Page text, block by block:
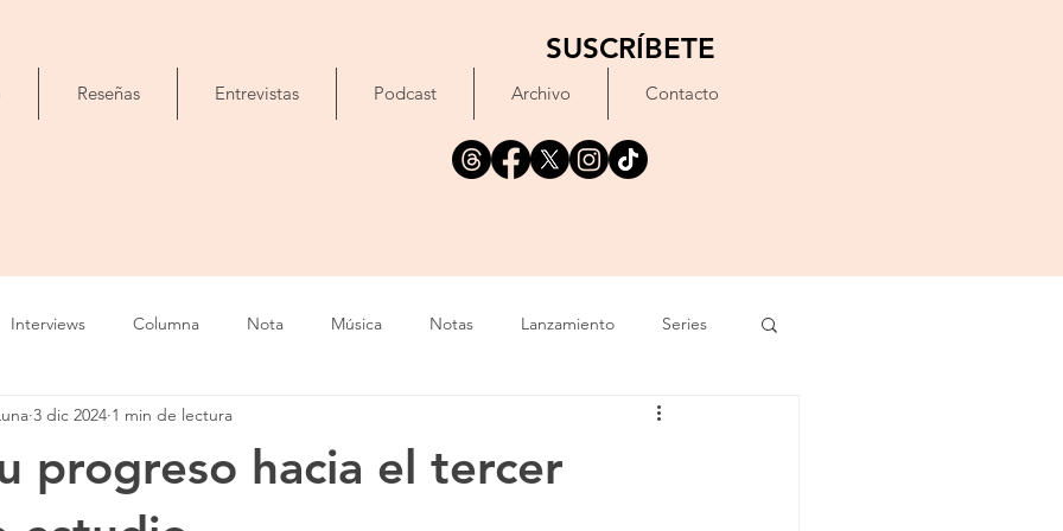
SUSCRÍBETE
Reseñas Entrevistas Podcast Archivo Contacto
Interviews Columna Nota Música Notas Lanzamiento Series
Cine Foto Exposición Festival
Cómic
progreso hacia el tercer
3 dic 2024 1 min de lectura